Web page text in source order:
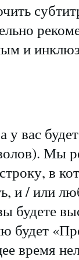
и
у вас
Мы
в
и / или
будете
будет
время